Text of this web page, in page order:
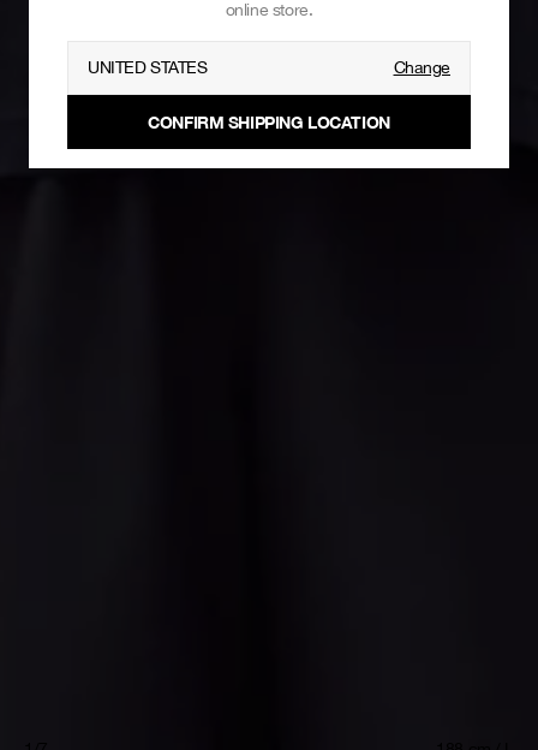
online store.
UNITED STATES Change
CONFIRM SHIPPING LOCATION